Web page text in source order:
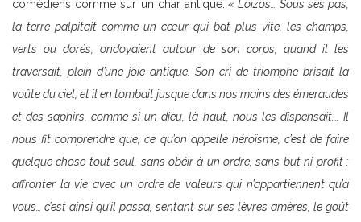
comédiens comme sur un char antique. « Loïzos… Sous ses pas,
la terre palpitait comme un cœur qui bat plus vite, les champs,
verts ou dorés, ondoyaient autour de son corps, quand il les
traversait, plein d’une joie antique. Son cri de triomphe brisait la
voûte du ciel, et il en tombait jusque dans nos mains des émeraudes
et des saphirs, comme si un dieu, là-haut, nous les dispensait…. Il
nous fit comprendre que, ce qu’on appelle héroïsme, c’est de faire
quelque chose tout seul, sans obéir à un ordre, sans but ni profit :
affronter la vie avec un ordre de valeurs qui n’appartiennent qu’à
vous… c’est ainsi qu’il passa, sentant sur ses lèvres amères, le goût